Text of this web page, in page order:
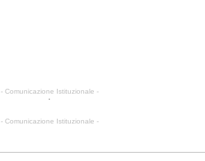
- Comunicazione Istituzionale -
- Comunicazione Istituzionale -